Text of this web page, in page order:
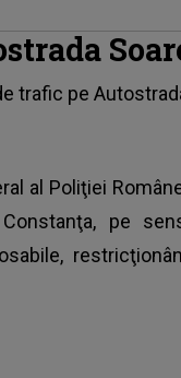
trafic pe
al Poliţiei
pe